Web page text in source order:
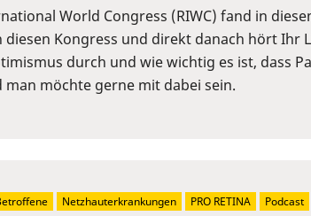
World Congress (RIWC) fand in
diesen Kongress und direkt danach hört
durch und wie wichtig es ist, dass
möchte gerne mit dabei sein.
Netzhauterkrankungen PRO RETINA Podcast